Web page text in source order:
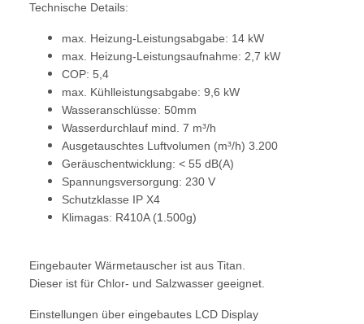
Technische Details:
max. Heizung-Leistungsabgabe: 14 kW
max. Heizung-Leistungsaufnahme: 2,7 kW
COP: 5,4
max. Kühlleistungsabgabe: 9,6 kW
Wasseranschlüsse: 50mm
Wasserdurchlauf mind. 7 m³/h
Ausgetauschtes Luftvolumen (m³/h) 3.200
Geräuschentwicklung: < 55 dB(A)
Spannungsversorgung: 230 V
Schutzklasse IP X4
Klimagas: R410A (1.500g)
Eingebauter Wärmetauscher ist aus Titan.
Dieser ist für Chlor- und Salzwasser geeignet.
Einstellungen über eingebautes LCD Display